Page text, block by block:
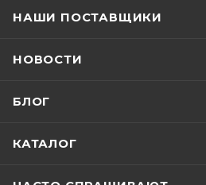
НАШИ ПОСТАВЩИКИ
НОВОСТИ
БЛОГ
КАТАЛОГ